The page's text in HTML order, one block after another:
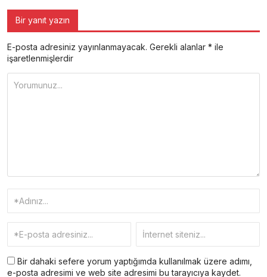
Bir yanıt yazın
E-posta adresiniz yayınlanmayacak. Gerekli alanlar * ile
işaretlenmişlerdir
Bir dahaki sefere yorum yaptığımda kullanılmak üzere adımı,
e-posta adresimi ve web site adresimi bu tarayıcıya kaydet.